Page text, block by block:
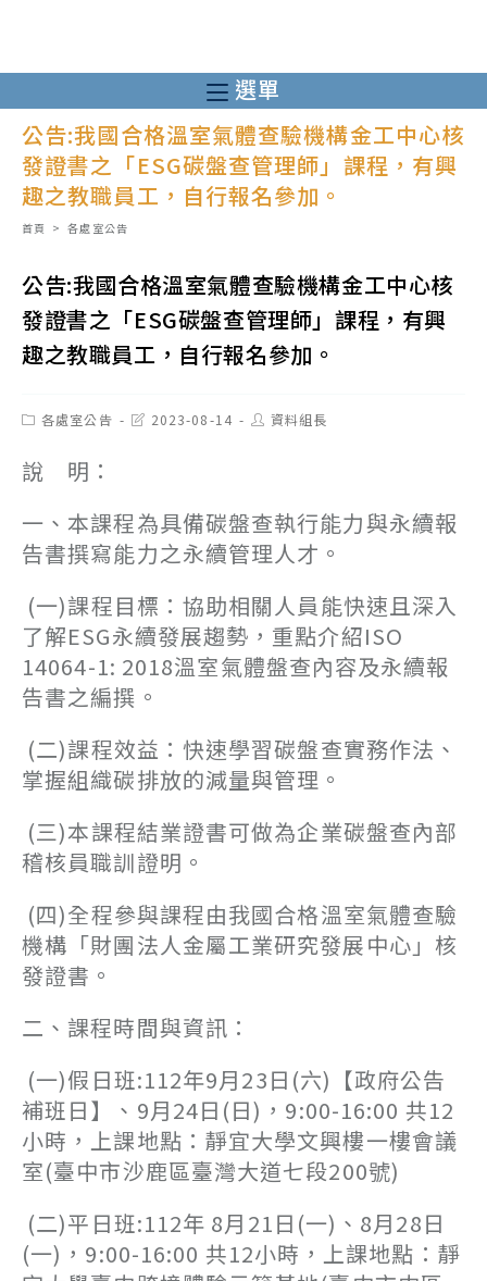
至
主
要
內
容
選單
公告:我國合格溫室氣體查驗機構金工中心核
發證書之「ESG碳盤查管理師」課程，有興
趣之教職員工，自行報名參加。
首頁 > 各處室公告
公告:我國合格溫室氣體查驗機構金工中心核
發證書之「ESG碳盤查管理師」課程，有興
趣之教職員工，自行報名參加。
Post各處室公告
Post2023-08-14
Post資料組長
說 明：
一、本課程為具備碳盤查執行能力與永續報
告書撰寫能力之永續管理人才。
(一)課程目標：協助相關人員能快速且深入
了解ESG永續發展趨勢，重點介紹ISO
14064-1: 2018溫室氣體盤查內容及永續報
告書之編撰。
(二)課程效益：快速學習碳盤查實務作法、
掌握組織碳排放的減量與管理。
(三)本課程結業證書可做為企業碳盤查內部
稽核員職訓證明。
(四)全程參與課程由我國合格溫室氣體查驗
機構「財團法人金屬工業研究發展中心」核
發證書。
二、課程時間與資訊：
(一)假日班:112年9月23日(六)【政府公告
補班日】、9月24日(日)，9:00-16:00 共12
小時，上課地點：靜宜大學文興樓一樓會議
室(臺中市沙鹿區臺灣大道七段200號)
(二)平日班:112年 8月21日(一)、8月28日
(一)，9:00-16:00 共12小時，上課地點：靜